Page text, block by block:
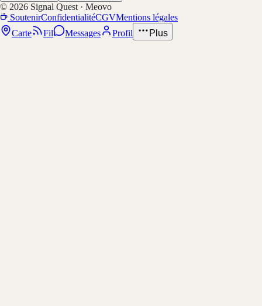
© 2026 Signal Quest · Meovo
SoutenirConfidentialitéCGVMentions légales
Carte
Fil Messages Profil Plus